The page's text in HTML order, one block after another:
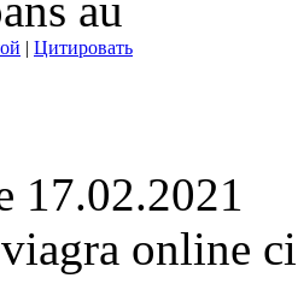
au
| Цитировать
17.02.2021
online